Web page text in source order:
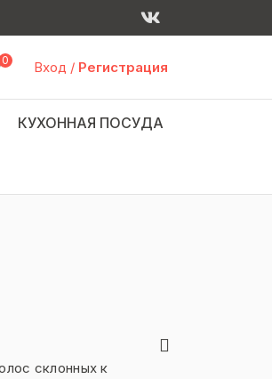
0 Вход / Регистрация
КУХОННАЯ ПОСУДА
склонных к